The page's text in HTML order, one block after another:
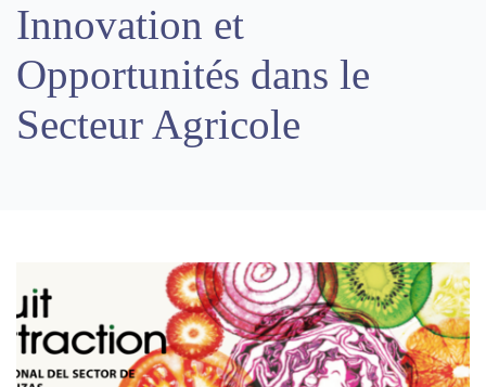
Innovation et
Opportunités dans le
Secteur Agricole